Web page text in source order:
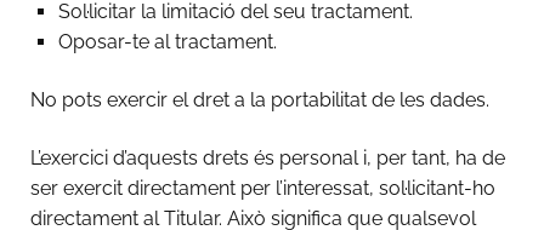
Sol·licitar la limitació del seu tractament.
Oposar-te al tractament.
No pots exercir el dret a la portabilitat de les dades.
L’exercici d’aquests drets és personal i, per tant, ha de
ser exercit directament per l’interessat, sol·licitant-ho
directament al Titular. Això significa que qualsevol